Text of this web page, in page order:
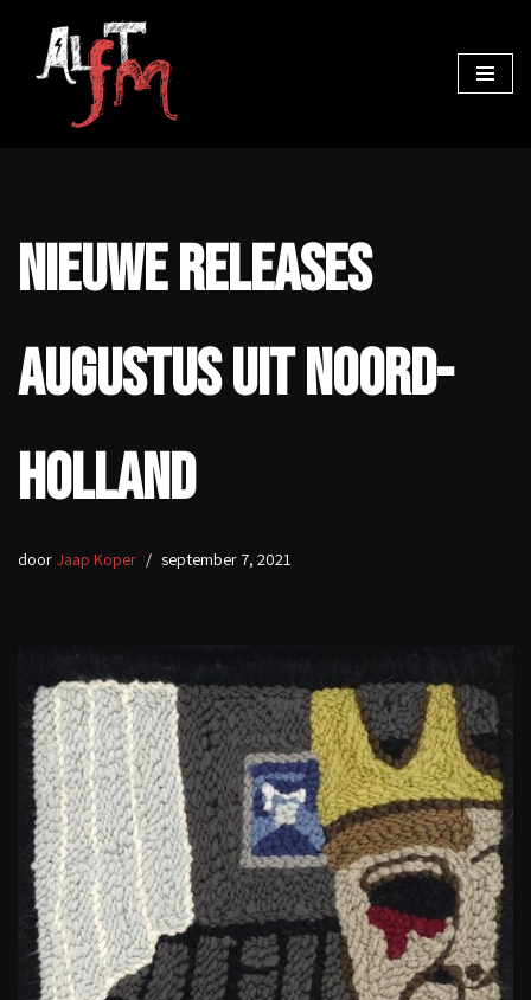
Nieuwe releases
augustus uit Noord-
Holland
door Jaap Koper september 7, 2021